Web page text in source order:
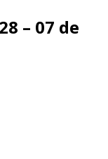
– 07 de